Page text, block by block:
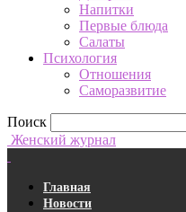
Напитки
Первые блюда
Салаты
Психология
Отношения
Саморазвитие
Поиск
Женский журнал
Главная
Новости